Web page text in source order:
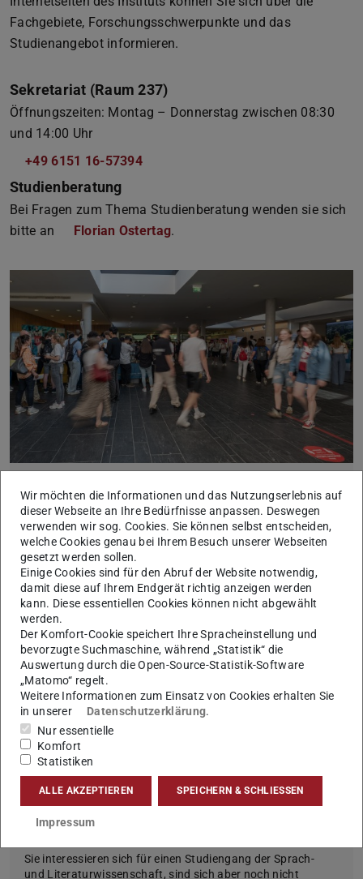
Fachgebiete, Forschungsschwerpunkte und das
Studienangebot informieren.
Sekretariat (Raum 237)
Öffnungszeiten: Montag – Donnerstag zwischen 08:30
und 14:00 Uhr
+49 6151 16-57394
Studienberatung
Bei Fragen zum Thema Studienberatung wenden sie sich
bitte an
Florian Ostertag.
Aktuelles
Hier finden Sie spannende Neuigkeiten aus dem Institut
und bevorstehende Termine.
Mehr erfahren
Studieninteressierte
Sie interessieren sich für einen Studiengang der Sprach-
und Literaturwissenschaft, sind sich aber noch nicht
Wir möchten die Informationen und das Nutzungserlebnis auf
dieser Webseite an Ihre Bedürfnisse anpassen. Deswegen
verwenden wir sog. Cookies. Sie können selbst entscheiden,
welche Cookies genau bei Ihrem Besuch unserer Webseiten
gesetzt werden sollen.
Einige Cookies sind für den Abruf der Website notwendig,
damit diese auf Ihrem Endgerät richtig anzeigen werden
kann. Diese essentiellen Cookies können nicht abgewählt
werden.
Der Komfort-Cookie speichert Ihre Spracheinstellung und
bevorzugte Suchmaschine, während „Statistik“ die
Auswertung durch die Open-Source-Statistik-Software
„Matomo“ regelt.
Weitere Informationen zum Einsatz von Cookies erhalten Sie
in unserer
Datenschutzerklärung.
Nur essentielle
Komfort
Statistiken
ALLE AKZEPTIEREN SPEICHERN & SCHLIESSEN
Impressum